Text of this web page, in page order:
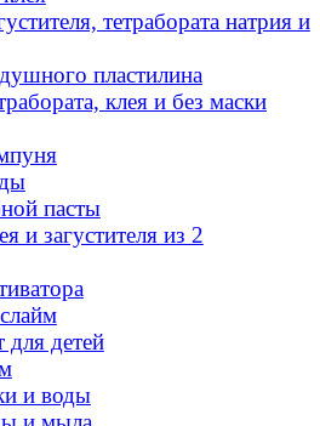
тетрабората натрия и
пластилина
клея и без маски
пасты
и загустителя из 2
для детей
и воды